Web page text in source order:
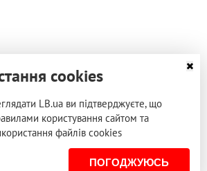
cookies
LB.ua ви підтверджуєте, що
користування сайтом та
файлів cookies
ПОГОДЖУЮСЬ